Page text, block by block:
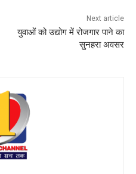
Next article
युवाओं को उद्योग में रोजगार पाने का
सुनहरा अवसर